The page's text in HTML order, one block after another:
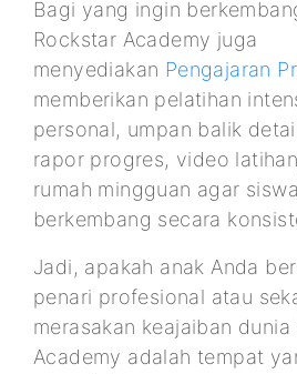
Bagi yang ingin
Rockstar Academy juga
menyediakan Pengajaran
memberikan pelatihan
personal, umpan balik
rapor progres, video
rumah mingguan agar
berkembang secara
Jadi, apakah anak Anda
penari profesional atau
merasakan keajaiban
Academy adalah tempat